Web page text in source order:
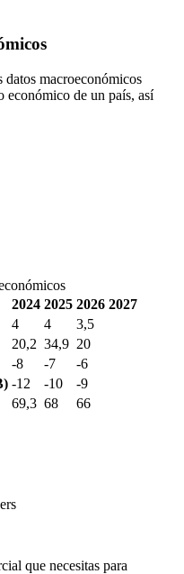
macroeconómicos
económico de un país, así
2024 2025 2026 2027
4 4
3,5
20,2 34,9 20
-8 -7
-6
-12 -10
-9
69,3 68 66
que necesitas para